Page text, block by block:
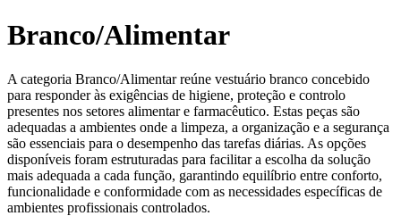
Branco/Alimentar
A categoria Branco/Alimentar reúne vestuário branco concebido
para responder às exigências de higiene, proteção e controlo
presentes nos setores alimentar e farmacêutico. Estas peças são
adequadas a ambientes onde a limpeza, a organização e a segurança
são essenciais para o desempenho das tarefas diárias. As opções
disponíveis foram estruturadas para facilitar a escolha da solução
mais adequada a cada função, garantindo equilíbrio entre conforto,
funcionalidade e conformidade com as necessidades específicas de
ambientes profissionais controlados.